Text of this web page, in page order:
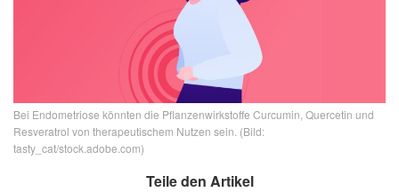
Bei Endometriose könnten die Pflanzenwirkstoffe Curcumin, Quercetin und
Resveratrol von therapeutischem Nutzen sein. (Bild:
tasty_cat/stock.adobe.com)
Teile den Artikel